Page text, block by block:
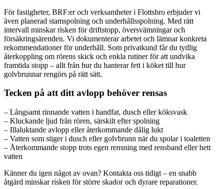
För fastigheter, BRF:er och verksamheter i Flottsbro erbjuder vi
även planerad stamspolning och underhållsspolning. Med rätt
intervall minskar risken för driftstopp, översvämningar och
försäkringsärenden. Vi dokumenterar arbetet och lämnar konkreta
rekommendationer för underhåll. Som privatkund får du tydlig
återkoppling om rörens skick och enkla rutiner för att undvika
framtida stopp – allt från hur du hanterar fett i köket till hur
golvbrunnar rengörs på rätt sätt.
Tecken på att ditt avlopp behöver rensas
– Långsamt rinnande vatten i handfat, dusch eller köksvask
– Kluckande ljud från rören, särskilt efter spolning
– Illaluktande avlopp eller återkommande dålig lukt
– Vatten som stiger i dusch eller golvbrunn när du spolar i toaletten
– Återkommande stopp trots egen rensning med rensband eller hett
vatten
Känner du igen något av ovan? Kontakta oss tidigt – en snabb
åtgärd minskar risken för större skador och dyrare reparationer.